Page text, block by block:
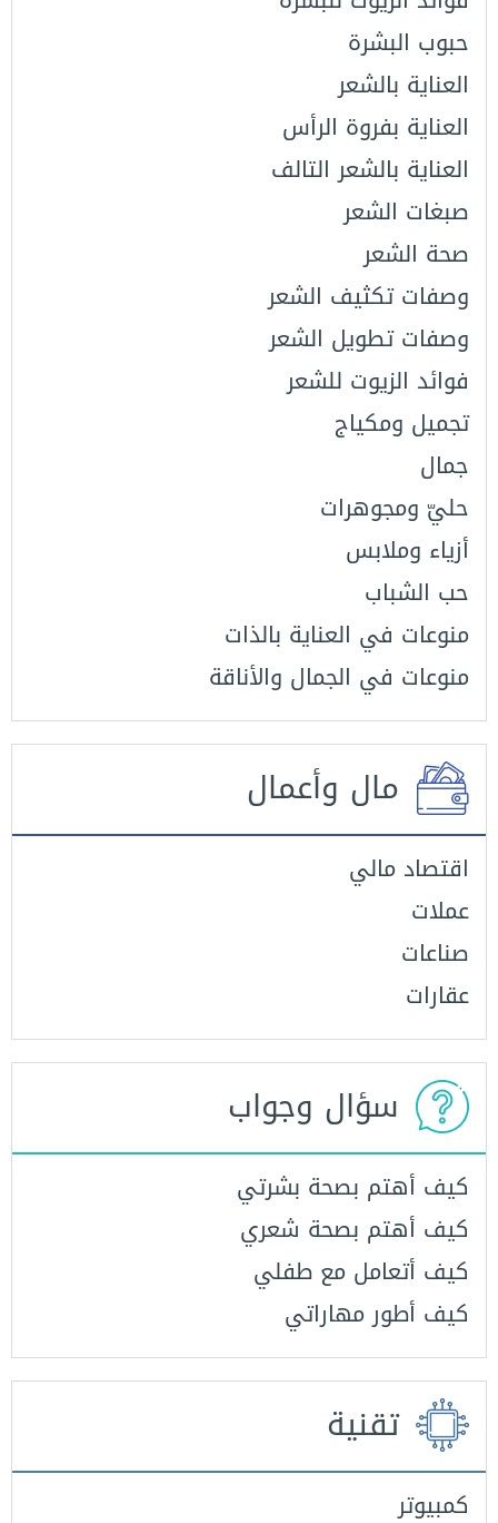
حبوب البشرة
العناية بالشعر
العناية بفروة الرأس
العناية بالشعر التالف
صبغات الشعر
صحة الشعر
وصفات تكثيف الشعر
وصفات تطويل الشعر
فوائد الزيوت للشعر
تجميل ومكياج
جمال
حليّ ومجوهرات
أزياء وملابس
حب الشباب
منوعات في العناية بالذات
منوعات في الجمال والأناقة
مال وأعمال
اقتصاد مالي
عملات
صناعات
عقارات
سؤال وجواب
كيف أهتم بصحة بشرتي
كيف أهتم بصحة شعري
كيف أتعامل مع طفلي
كيف أطور مهاراتي
تقنية
كمبيوتر